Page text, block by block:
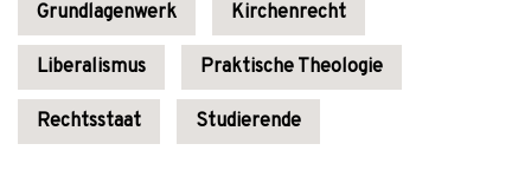
Grundlagenwerk Kirchenrecht
Liberalismus Praktische Theologie
Rechtsstaat Studierende